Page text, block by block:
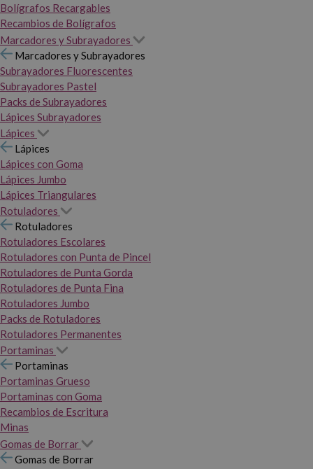
Bolígrafos Recargables
Recambios de Bolígrafos
Marcadores y Subrayadores
Marcadores y Subrayadores
Subrayadores Fluorescentes
Subrayadores Pastel
Packs de Subrayadores
Lápices Subrayadores
Lápices
Lápices
Lápices con Goma
Lápices Jumbo
Lápices Triangulares
Rotuladores
Rotuladores
Rotuladores Escolares
Rotuladores con Punta de Pincel
Rotuladores de Punta Gorda
Rotuladores de Punta Fina
Rotuladores Jumbo
Packs de Rotuladores
Rotuladores Permanentes
Portaminas
Portaminas
Portaminas Grueso
Portaminas con Goma
Recambios de Escritura
Minas
Gomas de Borrar
Gomas de Borrar